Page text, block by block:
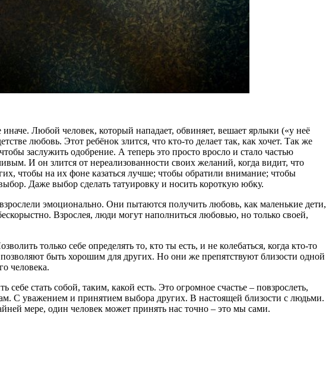
Любой человек, который нападает, обвиняет, вешает ярлыки («у неё
любовь. Этот ребёнок злится, что кто-то делает так, как хочет. Так же
заслужить одобрение. А теперь это просто вросло и стало частью
И он злится от нереализованности своих желаний, когда видит, что
чтобы на их фоне казаться лучше; чтобы обратили внимание; чтобы
Даже выбор сделать татуировку и носить короткую юбку.
эмоционально. Они пытаются получить любовь, как маленькие дети,
Взрослея, люди могут наполниться любовью, но только своей,
только себе определять то, кто ты есть, и не колебаться, когда кто-то
быть хорошим для других. Но они же препятствуют близости одной
человека.
стать собой, таким, какой есть. Это огромное счастье – повзрослеть,
С уважением и принятием выбора других. В настоящей близости с людьми.
мере, один человек может принять нас точно – это мы сами.